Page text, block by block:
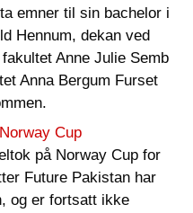
emner til sin bachelor i
Hennum, dekan ved
Anne Julie Semb
Anna Bergum Furset
Cup
på Norway Cup for
Future Pakistan har
og er fortsatt ikke